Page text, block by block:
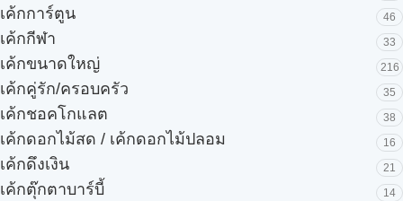
เค้กการ์ตูน 46
เค้กกีฬา 33
เค้กขนาดใหญ่ 216
เค้กคู่รัก/ครอบครัว 35
เค้กชอคโกแลต 38
เค้กดอกไม้สด / เค้กดอกไม้ปลอม 16
เค้กดึงเงิน 21
เค้กตุ๊กตาบาร์บี้ 14